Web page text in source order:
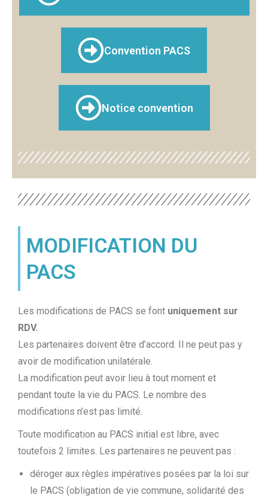
Convention PACS
Notice convention
MODIFICATION DU
PACS
Les modifications de PACS se font uniquement sur
RDV.
Les partenaires doivent être d’accord. Il ne peut pas y
avoir de modification unilatérale.
La modification peut avoir lieu à tout moment et
pendant toute la vie du PACS. Le nombre des
modifications n’est pas limité.
Toute modification au PACS initial est libre, avec
toutefois 2 limites. Les partenaires ne peuvent pas :
déroger aux règles impératives posées par la loi sur
le PACS (obligation de vie commune, solidarité des